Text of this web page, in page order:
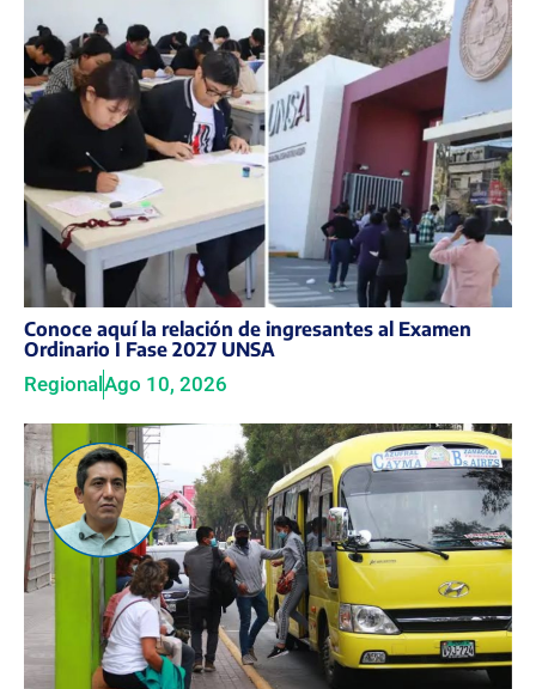
Conoce aquí la relación de ingresantes al Examen
Ordinario I Fase 2027 UNSA
RegionalAgo 10, 2026